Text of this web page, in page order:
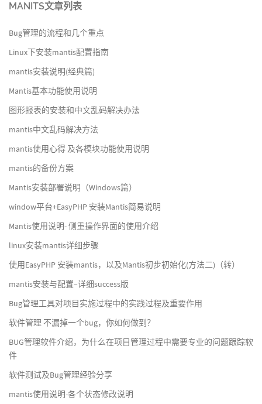
MANITS文章列表
Bug管理的流程和几个重点
Linux下安装mantis配置指南
mantis安装说明(经典篇)
Mantis基本功能使用说明
图形报表的安装和中文乱码解决办法
mantis中文乱码解决方法
mantis使用心得 及各模块功能使用说明
mantis的备份方案
Mantis安装部署说明（Windows篇）
window平台+EasyPHP 安装Mantis简易说明
Mantis使用说明- 侧重操作界面的使用介绍
linux安装mantis详细步骤
使用EasyPHP 安装mantis，以及Mantis初步初始化(方法二)（转）
mantis安装与配置–详细success版
Bug管理工具对项目实施过程中的实践过程及重要作用
软件管理 不漏掉一个bug，你如何做到？
BUG管理软件介绍，为什么在项目管理过程中需要专业的问题跟踪软
件
软件测试及Bug管理经验分享
mantis使用说明-各个状态修改说明